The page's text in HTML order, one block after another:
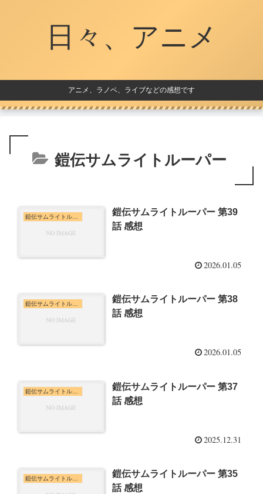
日々、アニメ
アニメ、ラノベ、ライブなどの感想です
鎧伝サムライトルーパー
鎧伝サムライトルーパー
鎧伝サムライトルーパー 第39
話 感想
2026.01.05
鎧伝サムライトルーパー
鎧伝サムライトルーパー 第38
話 感想
2026.01.05
鎧伝サムライトルーパー
鎧伝サムライトルーパー 第37
話 感想
2025.12.31
鎧伝サムライトルーパー
鎧伝サムライトルーパー 第35
話 感想